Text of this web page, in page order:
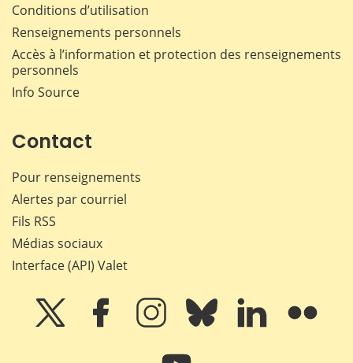
Conditions d’utilisation
Renseignements personnels
Accès à l’information et protection des renseignements
personnels
Info Source
Contact
Pour renseignements
Alertes par courriel
Fils RSS
Médias sociaux
Interface (API) Valet